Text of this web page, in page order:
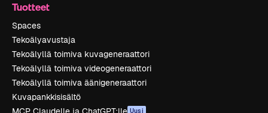
Tuotteet
Spaces
Tekoälyavustaja
Tekoälyllä toimiva kuvageneraattori
Tekoälyllä toimiva videogeneraattori
Tekoälyllä toimiva äänigeneraattori
Kuvapankkisisältö
Uusi